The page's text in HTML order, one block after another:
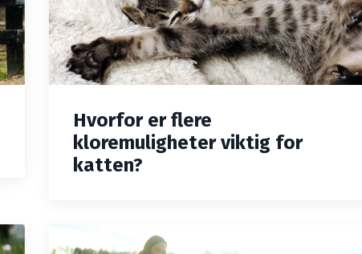
Hvorfor er flere
kloremuligheter viktig for
katten?